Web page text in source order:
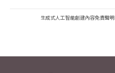
生成式人工智能創建內容免責聲明